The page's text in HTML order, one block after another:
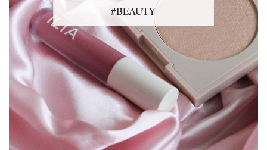
#BEAUTY